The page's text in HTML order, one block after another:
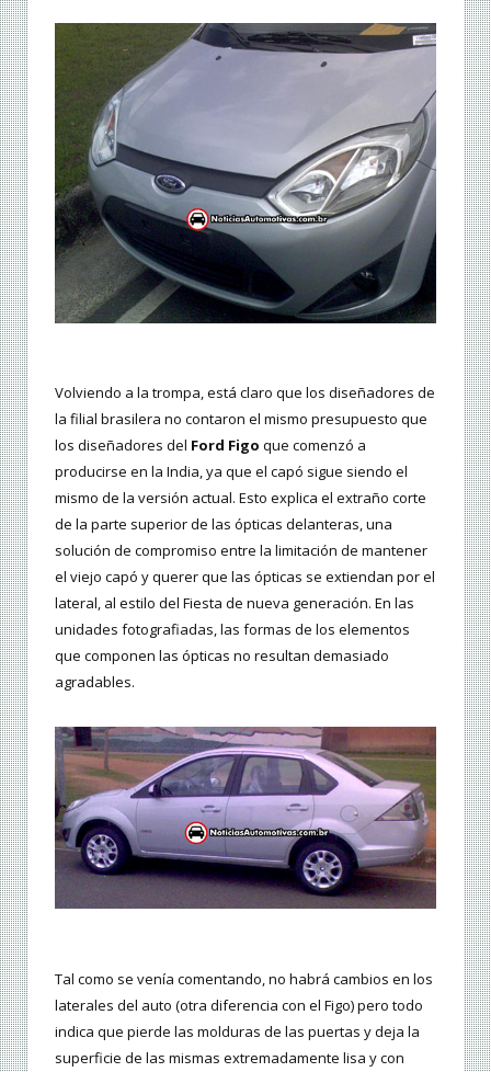
Volviendo a la trompa, está claro que los diseñadores de
la filial brasilera no contaron el mismo presupuesto que
los diseñadores del Ford Figo que comenzó a
producirse en la India, ya que el capó sigue siendo el
mismo de la versión actual. Esto explica el extraño corte
de la parte superior de las ópticas delanteras, una
solución de compromiso entre la limitación de mantener
el viejo capó y querer que las ópticas se extiendan por el
lateral, al estilo del Fiesta de nueva generación. En las
unidades fotografiadas, las formas de los elementos
que componen las ópticas no resultan demasiado
agradables.
Tal como se venía comentando, no habrá cambios en los
laterales del auto (otra diferencia con el Figo) pero todo
indica que pierde las molduras de las puertas y deja la
superficie de las mismas extremadamente lisa y con